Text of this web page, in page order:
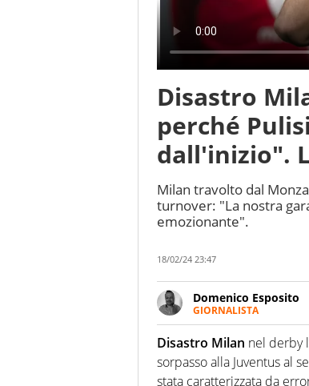
Disastro
perché
dall'inizio".
Milan travolto dal
turnover: "La nostra
emozionante".
18/02/24 23:47
Domenico Esposito
GIORNALISTA
Da vent’anni in
Passione smisurata
guai a dirgli di no
Disastro Milan nel derby
sorpasso alla Juventus al
stata caratterizzata da